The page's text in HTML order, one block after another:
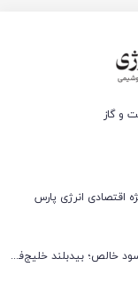
و گاز
اقتصادی انرژی پارس
رشد ۴۹ درصدی درآمد و ۲۵ درصدی سود خالص؛ بیدبلند خلیج‌فارس سال ۱۴۰۴ را با رکوردهای جدید به پایان رساند